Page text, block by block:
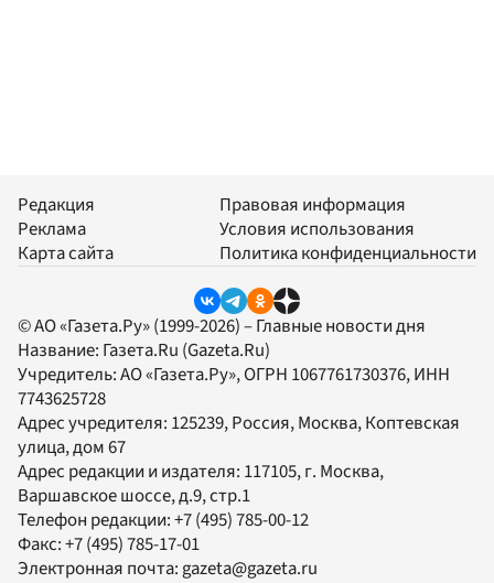
Редакция
Реклама
Карта сайта
Правовая информация
Условия использования
Политика конфиденциальности
© АО «Газета.Ру» (1999-2026) – Главные новости дня
Название: Газета.Ru (Gazeta.Ru)
Учредитель:АО «Газета.Ру», ОГРН 1067761730376, ИНН
7743625728
Адрес учредителя: 125239, Россия, Москва, Коптевская
улица, дом 67
Адрес редакции и издателя: 117105, г. Москва,
Варшавское шоссе, д.9, стр.1
Телефон редакции:+7 (495) 785-00-12
Факс:+7 (495) 785-17-01
Электронная почта: gazeta@gazeta.ru